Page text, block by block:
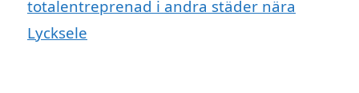
totalentreprenad i andra städer nära
Lycksele